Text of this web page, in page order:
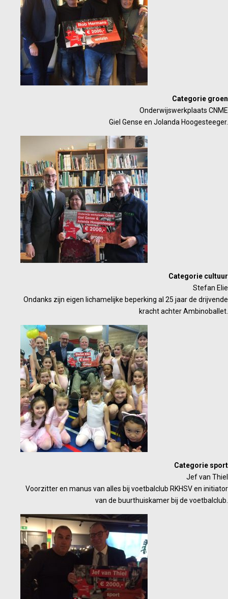
Categorie groen
Onderwijswerkplaats CNME
Giel Gense en Jolanda Hoogesteeger.
Categorie cultuur
Stefan Elie
Ondanks zijn eigen lichamelijke beperking al 25 jaar de drijvende
kracht achter Ambinoballet.
Categorie sport
Jef van Thiel
Voorzitter en manus van alles bij voetbalclub RKHSV en initiator
van de buurthuiskamer bij de voetbalclub.